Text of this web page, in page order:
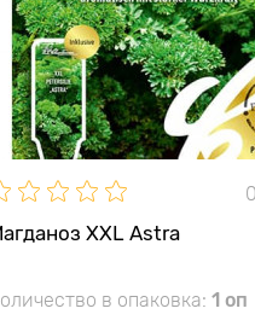
XXL Astra
в опаковка: 1 оп